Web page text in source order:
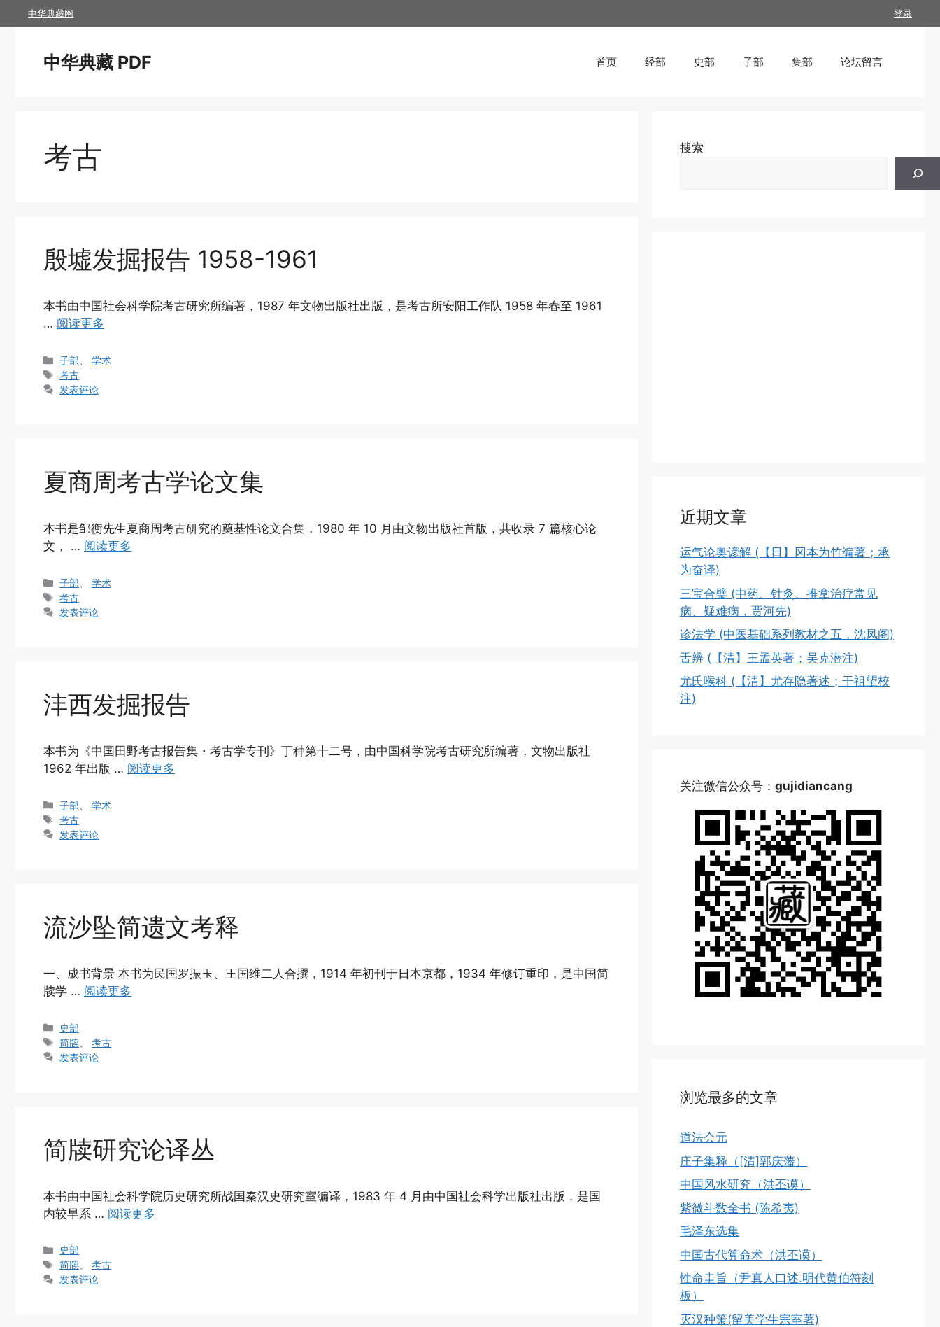
至
登录
中华典藏网
中华典藏 PDF 首页 经部 史部 子部 集部 论坛留言
考古
殷墟发掘报告 1958-1961
本书由中国社会科学院考古研究所编著，1987 年文物出版社出版，是考古所安阳工作队 1958 年春至 1961
… 阅读更多
分
类
子部 、学术
标
签
考古
发表评论
夏商周考古学论文集
本书是邹衡先生夏商周考古研究的奠基性论文合集，1980 年 10 月由文物出版社首版，共收录 7 篇核心论
文， … 阅读更多
分
类
子部 、学术
标
签
考古
发表评论
沣西发掘报告
本书为《中国田野考古报告集・考古学专刊》丁种第十二号，由中国科学院考古研究所编著，文物出版社
1962 年出版 … 阅读更多
分
类
子部 、学术
标
签
考古
发表评论
流沙坠简遗文考释
一、成书背景 本书为民国罗振玉、王国维二人合撰，1914 年初刊于日本京都，1934 年修订重印，是中国简
牍学 … 阅读更多
分
类
史部
标
签
简牍 、考古
发表评论
简牍研究论译丛
本书由中国社会科学院历史研究所战国秦汉史研究室编译，1983 年 4 月由中国社会科学出版社出版，是国
内较早系 … 阅读更多
分
类
史部
标
签
简牍、考古
发表评论
搜索
近期文章
运气论奥谚解 (【日】冈本为竹编著；承
为奋译)
三宝合璧 (中药、针灸、推拿治疗常见
病、疑难病，贾河先)
诊法学 (中医基础系列教材之五，沈凤阁)
舌辨 (【清】王孟英著；吴克潜注)
尤氏喉科 (【清】尤存隐著述；干祖望校
注)
关注微信公众号： gujidiancang
浏览最多的文章
道法会元
庄子集释（[清]郭庆藩）
中国风水研究（洪丕谟）
紫微斗数全书 (陈希夷)
毛泽东选集
中国古代算命术（洪丕谟）
性命圭旨（尹真人口述.明代黄伯符刻
板）
灭汉种策(留美学生宗室著)